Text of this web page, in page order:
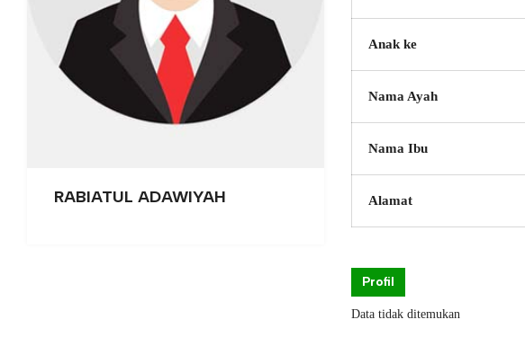
RABIATUL ADAWIYAH
Anak ke
Nama Ayah
Nama Ibu
Alamat
Profil
Data tidak ditemukan